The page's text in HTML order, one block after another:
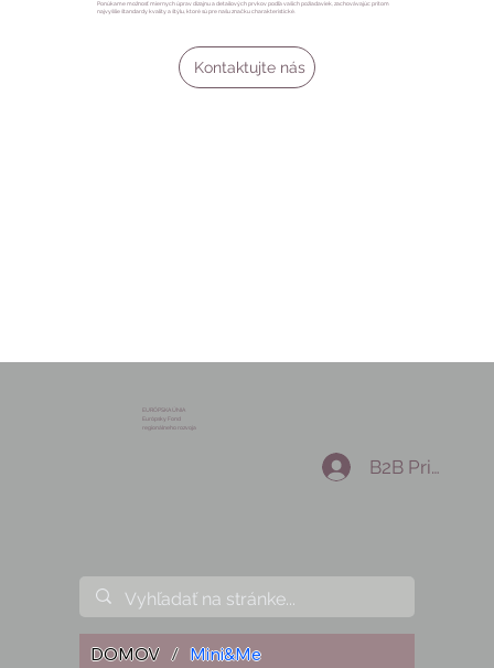
Ponúkame možnosť miernych úprav dizajnu a detailových prvkov podľa vašich požiadaviek, zachovávajúc pritom
najvyššie štandardy kvality a štýlu, ktoré sú pre našu značku charakteristické.
Kontaktujte nás
EURÓPSKA ÚNIA
Európsky Fond
regionálneho rozvoja
B2B
DOMOV / Mini&Me